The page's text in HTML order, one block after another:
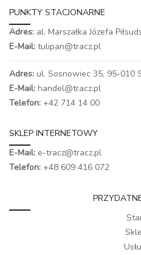
PUNKTY STACJONARNE
Adres: al. Marszałka Józefa
E-Mail: tulipan@tracz.pl
Adres: ul. Sosnowiec 35, 95-010
E-Mail: handel@tracz.pl
Telefon: +42 714 14 00
SKLEP INTERNETOWY
E-Mail: e-tracz@tracz.pl
Telefon: +48 609 416 072